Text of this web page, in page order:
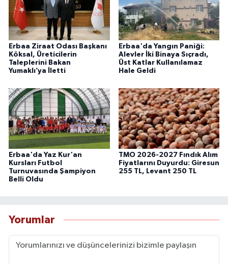
Erbaa Ziraat Odası Başkanı
Köksal, Üreticilerin
Taleplerini Bakan
Yumaklı’ya İletti
Erbaa'da Yangın Paniği:
Alevler İki Binaya Sıçradı,
Üst Katlar Kullanılamaz
Hale Geldi
Erbaa'da Yaz Kur'an
Kursları Futbol
Turnuvasında Şampiyon
Belli Oldu
TMO 2026-2027 Fındık Alım
Fiyatlarını Duyurdu: Giresun
255 TL, Levant 250 TL
Yorumlar